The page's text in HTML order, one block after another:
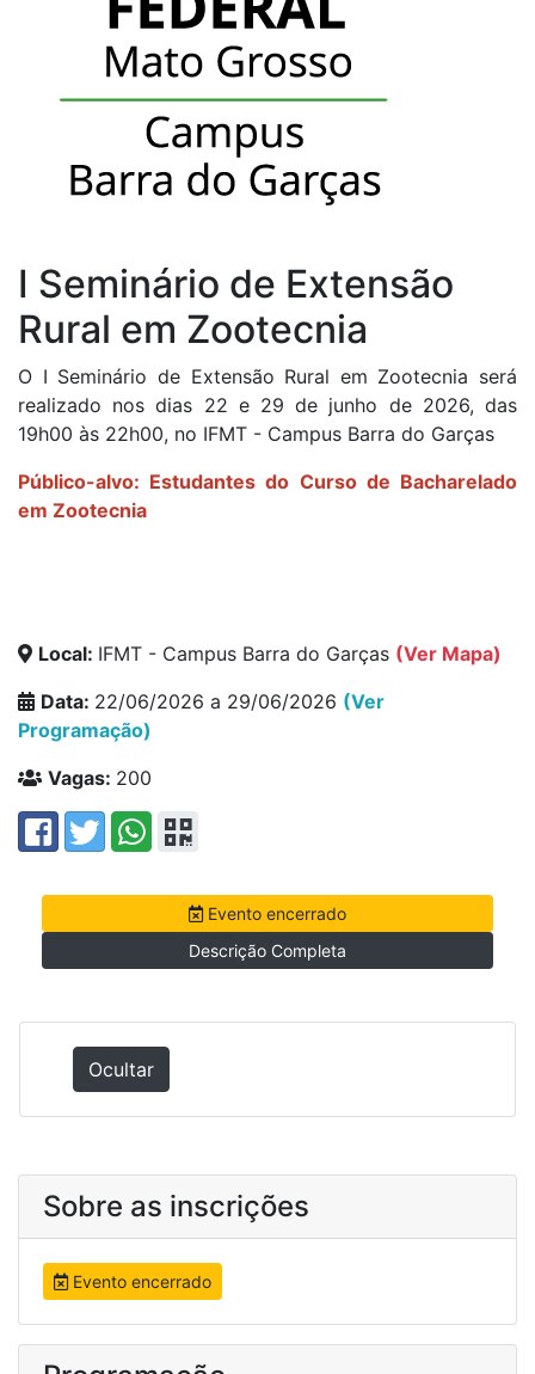
I Seminário de Extensão
Rural em Zootecnia
O I Seminário de Extensão Rural em Zootecnia será
realizado nos dias 22 e 29 de junho de 2026, das
19h00 às 22h00, no IFMT - Campus Barra do Garças
Público-alvo: Estudantes do Curso de Bacharelado
em Zootecnia
Local: IFMT - Campus Barra do Garças (Ver Mapa)
Data: 22/06/2026 a 29/06/2026 (Ver
Programação)
Vagas: 200
Evento encerrado
Descrição Completa
Ocultar
Sobre as inscrições
Evento encerrado